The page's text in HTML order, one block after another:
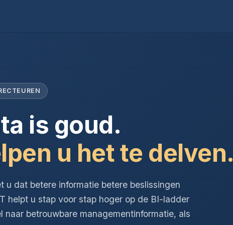
is goud.
u het te delven.
u dat betere informatie betere beslissingen
helpt u stap voor stap hoger op de BI-ladder
betrouwbare managementinformatie, als